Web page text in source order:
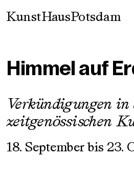
toKunstHausPotsdam
Himmel auf
Verkündigungen in
zeitgenössischen
18. September bis 23.